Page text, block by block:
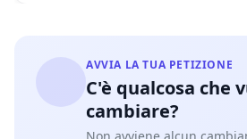
AVVIA LA TUA PETIZIONE
C'è qualcosa che
cambiare?